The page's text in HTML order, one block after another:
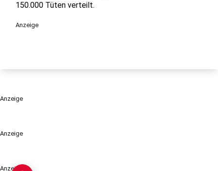
Anzeige
Anzeige
150.000 Tüten verteilt.
Anzeige
Anzeige